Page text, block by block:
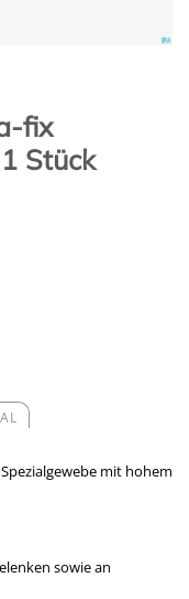
fix
Stück
mit hohem
sowie an